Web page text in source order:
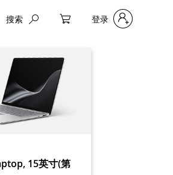
搜索 My Cart登录
15英寸(第